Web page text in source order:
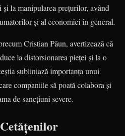
la manipularea prețurilor, având
și al economiei în general.
Cristian Păun, avertizează că
la distorsionarea pieței și la o
subliniază importanța unui
companiile să poată colabora și
de sancțiuni severe.